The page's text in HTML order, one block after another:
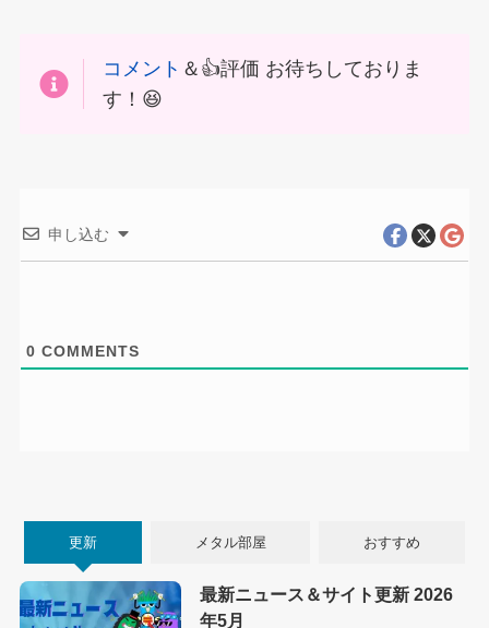
コメント ＆👍評価 お待ちしておりま
す！😆
申し込む
0 COMMENTS
更新 メタル部屋 おすすめ
最新ニュース＆サイト更新 2026
年5月